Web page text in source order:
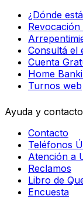
¿Dónde
Consultá el
Cuenta
Home
Turnos web
Ayuda y contacto
Contacto
Teléfonos
Atención a
Reclamos
Libro de
Encuesta